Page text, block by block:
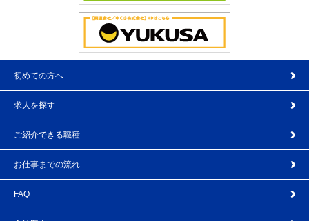
初めての方へ
求人を探す
ご紹介できる職種
お仕事までの流れ
FAQ